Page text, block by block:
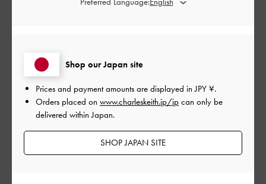
華奢で上品なデザインながら、
重心がしっかりしていて歩きやすいです。
素晴らしいです。
色違いで購入させていただきます。
サイズ: 37/23.5cm |カラー: ベージュ系
Shop our Japan site
Prices and payment amounts are displayed inJPY ¥.
Orders placed on www.charleskeith.jp/jp can only be
delivered within Japan.
SHOP JAPAN SITE